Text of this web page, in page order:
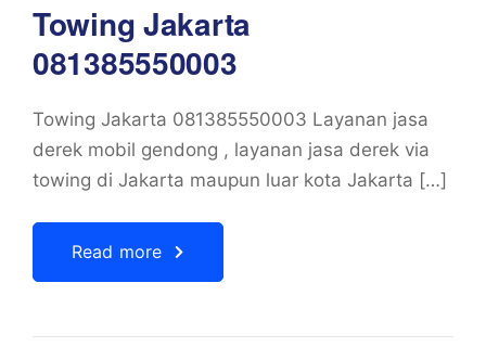
Towing Jakarta
081385550003
Towing Jakarta 081385550003 Layanan jasa
derek mobil gendong , layanan jasa derek via
towing di Jakarta maupun luar kota Jakarta […]
Read more